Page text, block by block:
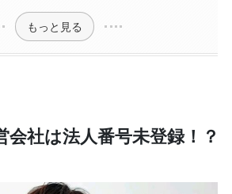
もっと見る
社は法人番号未登録！？